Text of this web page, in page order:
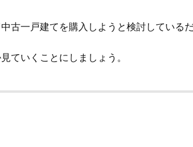
古一戸建てを購入しようと検討している
ていくことにしましょう。